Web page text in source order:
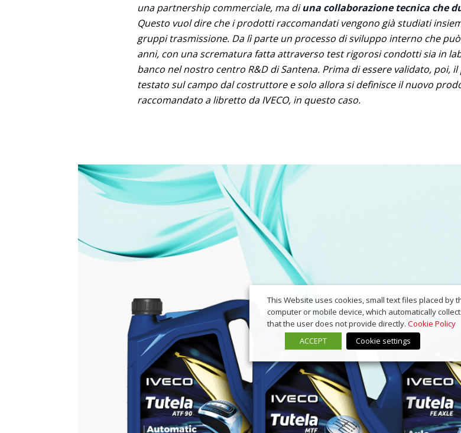
una partnership commerciale, ma diuna collaborazione tecnica che
Questo vuol dire che i prodotti raccomandati vengono già studiati
gruppi trasmissione. Da lì parte un processo di sviluppo interno che
anni, con una scrematura fatta attraverso test rigorosi condotti sia in
banco nel nostro centro R&D di Santena. Prima di essere validato, poi,
testato sul campo dal costruttore e solo allora si definisce il nuovo
raccomandato a libretto da IVECO, in questo caso.
This Website uses cookies, small text files placed by
computer or mobile device, which automatically
that the user does not provide directly. Cookie Policy
ACCEPT
Cookie settings